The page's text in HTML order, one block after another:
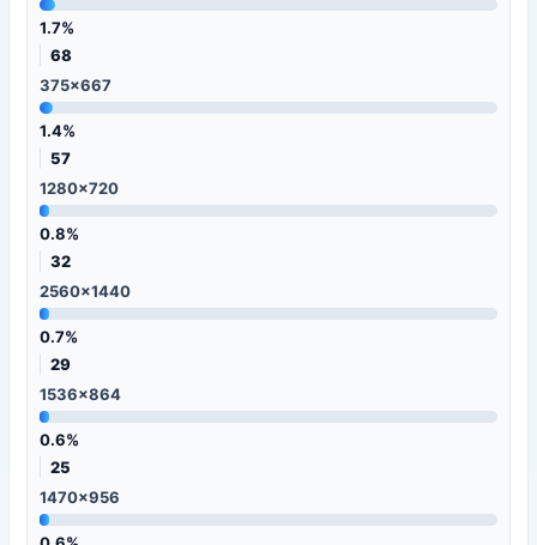
1.7%
68
375x667
1.4%
57
1280x720
0.8%
32
2560x1440
0.7%
29
1536x864
0.6%
25
1470x956